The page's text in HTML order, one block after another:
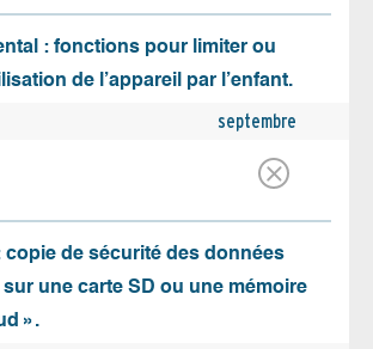
: fonctions pour limiter ou
de l’appareil par l’enfant.
septembre
copie de sécurité des données
une carte SD ou une mémoire
».